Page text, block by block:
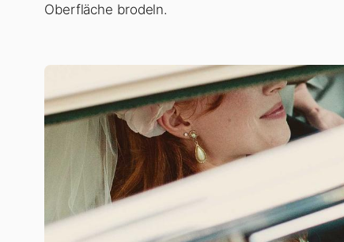
Oberfläche brodeln.